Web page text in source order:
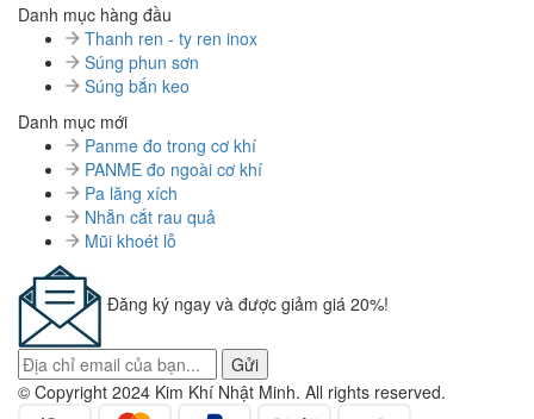
Danh mục hàng đầu
Thanh ren - ty ren inox
Súng phun sơn
Súng bắn keo
Danh mục mới
Panme đo trong cơ khí
PANME đo ngoài cơ khí
Pa lăng xích
Nhẵn cắt rau quả
Mũi khoét lỗ
Đăng ký ngay và được giảm giá 20%!
Gửi
© Copyright 2024 Kim Khí Nhật Minh. All rights reserved.